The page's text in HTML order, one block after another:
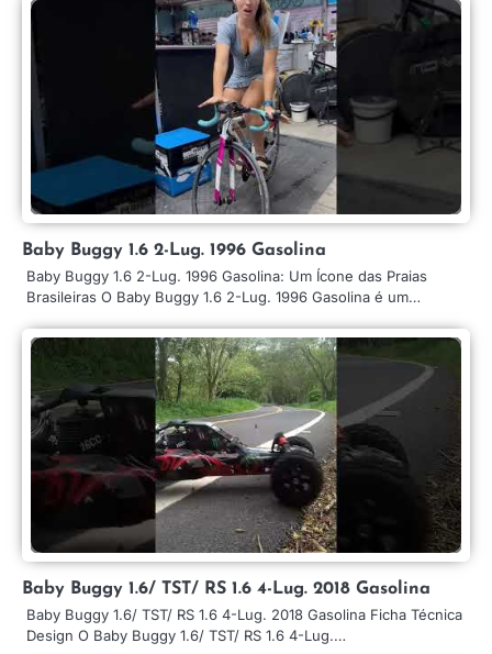
Baby Buggy 1.6 2-Lug. 1996 Gasolina
Baby Buggy 1.6 2-Lug. 1996 Gasolina: Um Ícone das Praias
Brasileiras O Baby Buggy 1.6 2-Lug. 1996 Gasolina é um…
Baby Buggy 1.6/ TST/ RS 1.6 4-Lug. 2018 Gasolina
Baby Buggy 1.6/ TST/ RS 1.6 4-Lug. 2018 Gasolina Ficha Técnica
Design O Baby Buggy 1.6/ TST/ RS 1.6 4-Lug.…